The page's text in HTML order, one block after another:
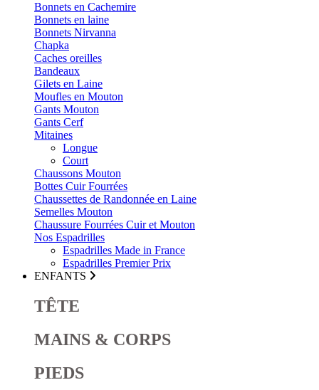
Bonnets en Cachemire
Bonnets en laine
Bonnets Nirvanna
Chapka
Caches oreilles
Bandeaux
Gilets en Laine
Moufles en Mouton
Gants Mouton
Gants Cerf
Mitaines
Longue
Court
Chaussons Mouton
Bottes Cuir Fourrées
Chaussettes de Randonnée en Laine
Semelles Mouton
Chaussure Fourrées Cuir et Mouton
Nos Espadrilles
Espadrilles Made in France
Espadrilles Premier Prix
ENFANTS
TÊTE
MAINS & CORPS
PIEDS